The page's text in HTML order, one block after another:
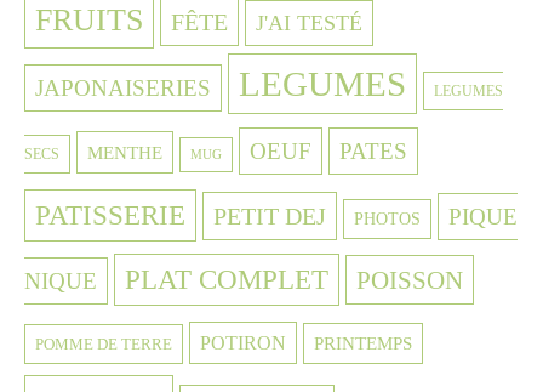
FRUITS FÊTE J'AI TESTÉ
JAPONAISERIES LEGUMES LEGUMES
SECS MENTHE MUG OEUF PATES
PATISSERIE PETIT DEJ PHOTOS PIQUE
NIQUE PLAT COMPLET POISSON
POMME DE TERRE POTIRON PRINTEMPS